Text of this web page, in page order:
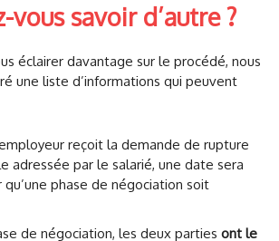
vous savoir d’autre ?
éclairer davantage sur le procédé, nous
une liste d’informations qui peuvent
reçoit la demande de rupture
adressée par le salarié, une date sera
phase de négociation soit
de négociation, les deux parties ont le